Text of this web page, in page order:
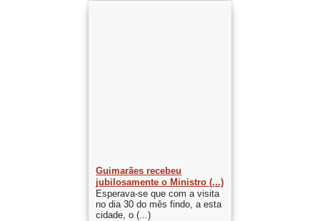
Guimarães recebeu
jubilosamente o Ministro (...)
Esperava-se que com a visita
no dia 30 do mês findo, a esta
cidade, o (...)